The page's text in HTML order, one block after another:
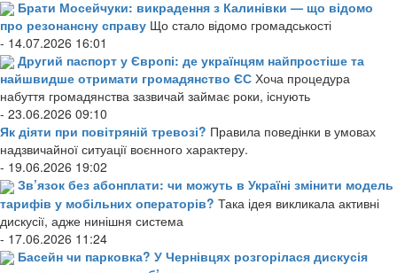
Брати Мосейчуки: викрадення з Калинівки — що відомо
про резонансну справу Що стало відомо громадськості
- 14.07.2026 16:01
Другий паспорт у Європі: де українцям найпростіше та
найшвидше отримати громадянство ЄС Хоча процедура
набуття громадянства зазвичай займає роки, існують
- 23.06.2026 09:10
Як діяти при повітряній тревозі? Правила поведінки в умовах
надзвичайної ситуації воєнного характеру.
- 19.06.2026 19:02
Зв’язок без абонплати: чи можуть в Україні змінити модель
тарифів у мобільних операторів? Така ідея викликала активні
дискусії, адже нинішня система
- 17.06.2026 11:24
Басейн чи парковка? У Чернівцях розгорілася дискусія